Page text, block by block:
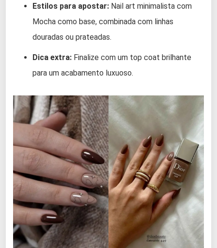
Estilos para apostar: Nail art minimalista com
Mocha como base, combinada com linhas
douradas ou prateadas.
Dica extra: Finalize com um top coat brilhante
para um acabamento luxuoso.